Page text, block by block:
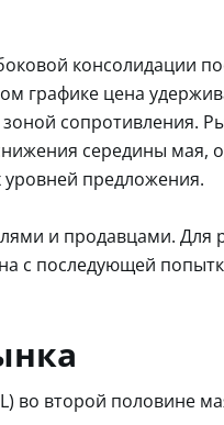
консолидации
графике цена
сопротивления.
середины мая,
уровней предложения.
и продавцами. Для
с последующей
во второй половине